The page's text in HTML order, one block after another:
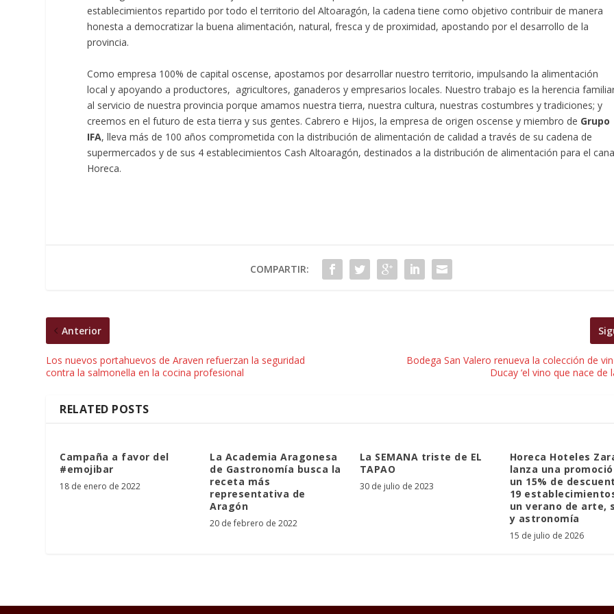
establecimientos repartido por todo el territorio del Altoaragón, la cadena tiene como objetivo contribuir de manera
honesta a democratizar la buena alimentación, natural, fresca y de proximidad, apostando por el desarrollo de la
provincia.
Como empresa 100% de capital oscense, apostamos por desarrollar nuestro territorio, impulsando la alimentación
local y apoyando a productores, agricultores, ganaderos y empresarios locales. Nuestro trabajo es la herencia
al servicio de nuestra provincia porque amamos nuestra tierra, nuestra cultura, nuestras costumbres y tradiciones; y
creemos en el futuro de esta tierra y sus gentes. Cabrero e Hijos, la empresa de origen oscense y miembro de Grupo
IFA, lleva más de 100 años comprometida con la distribución de alimentación de calidad a través de su cadena de
supermercados y de sus 4 establecimientos Cash Altoaragón, destinados a la distribución de alimentación para el
Horeca.
COMPARTIR:
Anterior
Los nuevos portahuevos de Araven refuerzan la seguridad
contra la salmonella en la cocina profesional
Bodega San Valero renueva la colección de
Ducay ‘el vino que nace de
RELATED POSTS
Campaña a favor del
#emojibar
18 de enero de 2022
La Academia Aragonesa
de Gastronomía busca la
receta más
representativa de
Aragón
20 de febrero de 2022
La SEMANA triste de EL
TAPAO
30 de julio de 2023
Horeca Hoteles
lanza una
un 15% de
19
un verano de arte,
y astronomía
15 de julio de 2026